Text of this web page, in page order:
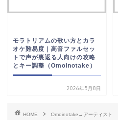
モラトリアムの歌い方とカラ
オケ難易度｜高音ファルセッ
トで声が裏返る人向けの攻略
とキー調整（Omoinotake）
2026年5月8日
HOME Omoinotake→アーティスト